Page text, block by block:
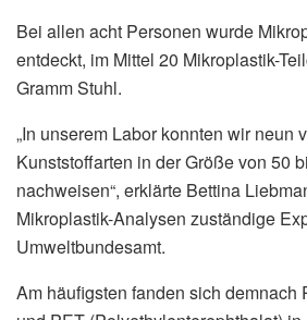
Bei allen acht Personen wurde
entdeckt, im Mittel 20 Mikroplastik-
Gramm Stuhl.
„In unserem Labor konnten wir neun
Kunststoffarten in der Größe von 50
nachweisen“, erklärte Bettina
Mikroplastik-Analysen zuständige
Umweltbundesamt.
Am häufigsten fanden sich demnach